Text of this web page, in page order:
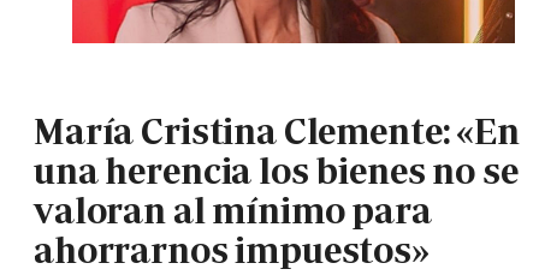
María Cristina Clemente: «En
una herencia los bienes no se
valoran al mínimo para
ahorrarnos impuestos»